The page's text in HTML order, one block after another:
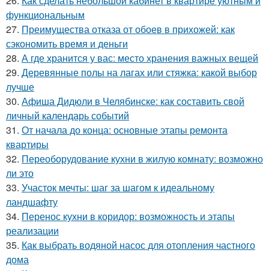
функциональным
27. Преимущества отказа от обоев в прихожей: как
сэкономить время и деньги
28. А где хранится у вас: место хранения важных вещей
29. Деревянные полы на лагах или стяжка: какой выбор
лучше
30. Афиша Дидюли в Челябинске: как составить свой
личный календарь событий
31. От начала до конца: основные этапы ремонта
квартиры
32. Переоборудование кухни в жилую комнату: возможно
ли это
33. Участок мечты: шаг за шагом к идеальному
ландшафту
34. Перенос кухни в коридор: возможность и этапы
реализации
35. Как выбрать водяной насос для отопления частного
дома